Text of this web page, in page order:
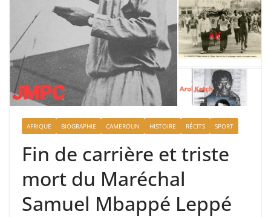
AFRIQUE BIOGRAPHIE CAMEROUN HISTOIRE RÉCITS SPORT
Fin de carrière et triste
mort du Maréchal
Samuel Mbappé Leppé